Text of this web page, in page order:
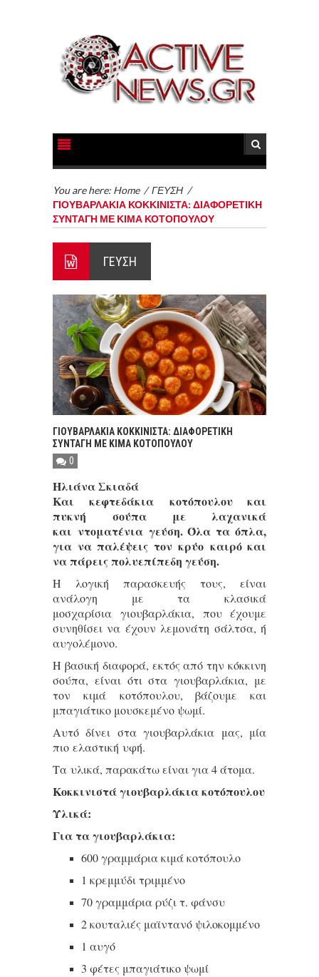
You are here: Home /ΓΕΥΣΗ /
ΓΙΟΥΒΑΡΛΑΚΙΑ ΚΟΚΚΙΝΙΣΤΑ: ΔΙΑΦΟΡΕΤΙΚΗ
ΣΥΝΤΑΓΗ ΜΕ ΚΙΜΑ ΚΟΤΟΠΟΥΛΟΥ
ΓΕΥΣΗ
ΓΙΟΥΒΑΡΛΑΚΙΑ ΚΟΚΚΙΝΙΣΤΑ: ΔΙΑΦΟΡΕΤΙΚΗ
ΣΥΝΤΑΓΗ ΜΕ ΚΙΜΑ ΚΟΤΟΠΟΥΛΟΥ
0
Ηλιάνα Σκιαδά
Και κεφτεδάκια κοτόπουλου και
πυκνή σούπα με λαχανικά
και ντοματένια γεύση. Όλα τα όπλα,
για να παλέψεις τον κρύο καιρό και
να πάρεις πολυεπίπεδη γεύση.
Η λογική παρασκευής τους, είναι
ανάλογη με τα κλασικά
μοσχαρίσια γιουβαρλάκια, που έχουμε
συνηθίσει να έχουν λεμονάτη σάλτσα, ή
αυγολέμονο.
Η βασική διαφορά, εκτός από την κόκκινη
σούπα, είναι ότι στα γιουβαρλάκια, με
τον κιμά κοτόπουλου, βάζουμε και
μπαγιάτικο μουσκεμένο ψωμί.
Αυτό δίνει στα γιουβαρλάκια μας, μία
πιο ελαστική υφή.
Τα υλικά, παρακάτω είναι για 4 άτομα.
Κοκκινιστά γιουβαρλάκια κοτόπουλου
Υλικά:
Για τα γιουβαρλάκια:
600 γραμμάρια κιμά κοτόπουλο
1 κρεμμύδι τριμμένο
70 γραμμάρια ρύζι τ. φάνσυ
2 κουταλιές μαϊντανό ψιλοκομμένο
1 αυγό
3 φέτες μπαγιάτικο ψωμί